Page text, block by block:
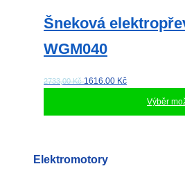
Šneková
WGM040
2733,00 Kč1616.00 Kč
Výběr
více
Elektromotory